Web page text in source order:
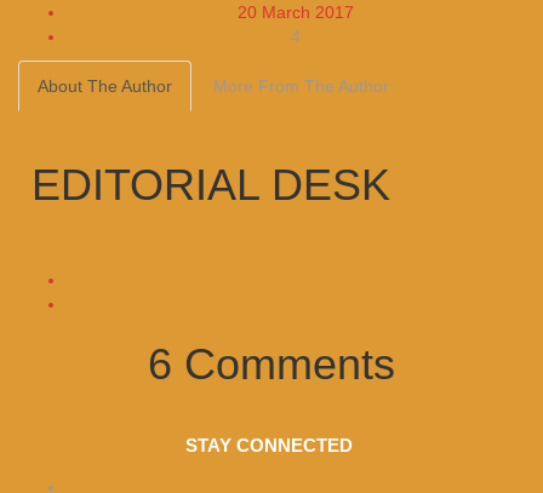
20 March 2017
4
About The Author More From The Author
EDITORIAL DESK
6 Comments
STAY CONNECTED